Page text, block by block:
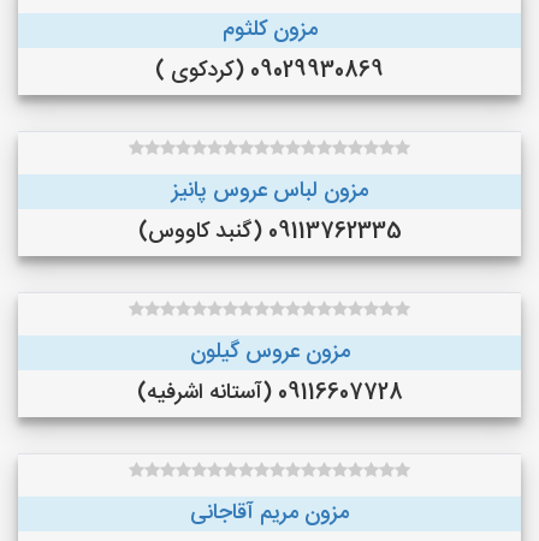
مزون کلثوم
09029930869 (کردکوی )
مزون لباس عروس پانیز
09113762335 (گنبد کاووس)
مزون عروس گیلون
09116607728 (آستانه اشرفیه)
مزون مریم آقاجانی